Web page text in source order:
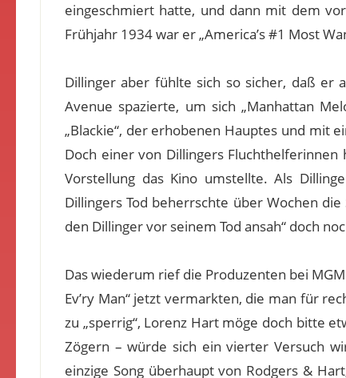
eingeschmiert hatte, und dann mit dem
Frühjahr 1934 war er „America’s #1 Most
Dillinger aber fühlte sich so sicher, daß er
Avenue spazierte, um sich „Manhattan
„Blackie“, der erhobenen Hauptes und mit
Doch einer von Dillingers
Vorstellung das Kino umstellte. Als
Dillingers Tod beherrschte über Wochen
den Dillinger vor seinem Tod ansah“ doch
Das wiederum rief die Produzenten bei
Ev’ry Man“ jetzt vermarkten, die man für
zu „sperrig“, Lorenz Hart möge doch bitte
Zögern – würde sich ein vierter Versuch
einzige Song überhaupt von Rodgers &